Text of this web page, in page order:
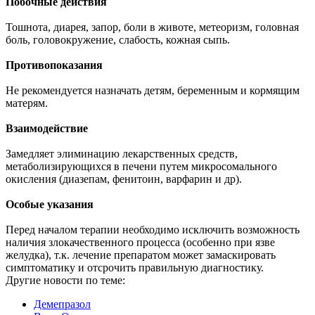
Тошнота, диарея, запор, боли в животе, метеоризм, головная
боль, головокружение, слабость, кожная сыпь.
Противопоказания
Не рекомендуется назначать детям, беременным и кормящим
матерям.
Взаимодействие
Замедляет элиминацию лекарственных средств,
метаболизирующихся в печени путем микросомального
окисления (диазепам, фенитоин, варфарин и др).
Особые указания
Перед началом терапии необходимо исключить возможность
наличия злокачественного процесса (особенно при язве
желудка), т.к. лечение препаратом может замаскировать
симптоматику и отсрочить правильную диагностику.
Другие новости по теме:
Демепразол